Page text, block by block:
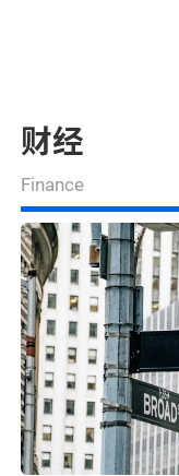
财经
Finance